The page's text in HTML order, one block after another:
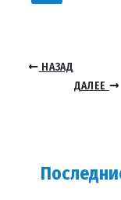
НАЗАД
ДАЛЕЕ